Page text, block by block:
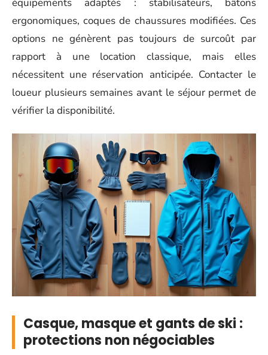
ergonomiques, coques de chaussures modifiées. Ces
options ne génèrent pas toujours de surcoût par
rapport à une location classique, mais elles
nécessitent une réservation anticipée. Contacter le
loueur plusieurs semaines avant le séjour permet de
vérifier la disponibilité.
Casque, masque et gants de ski :
protections non négociables